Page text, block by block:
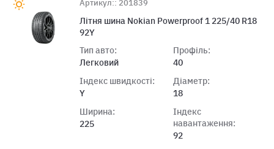
Артикул:: 201839
Літня шина Nokian Powerproof 1 225/40 R18
92Y
Тип авто:
Легковий
Індекс швидкості:
Y
Ширина:
225
Профіль:
40
Діаметр:
18
Індекс
навантаження:
92